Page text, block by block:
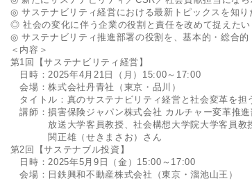
◎ サステナビリティ経営における最新トピックスを知り
◎ 社会の変化に伴う企業の役割と責任を改めて捉えたい
◎ サステナビリティ推進部署の役割を、基本的・総合的
＜内容＞
第1回【サステナビリティ経営】
日時：2025年4月21日（月）15:00～17:00
会場：株式会社丹青社（東京・品川）
タイトル：真のサステナビリティ経営と社会変革を担
講師：損害保険ジャパン株式会社 カルチャー変革推進
放送大学客員教授、社会構想大学院大学客員教
関正雄（せきまさお）さん
第2回【サステナブル投資】
日時：2025年5月9日（金）15:00～17:00
会場：日鉄興和不動産株式会社（東京・溜池山王）